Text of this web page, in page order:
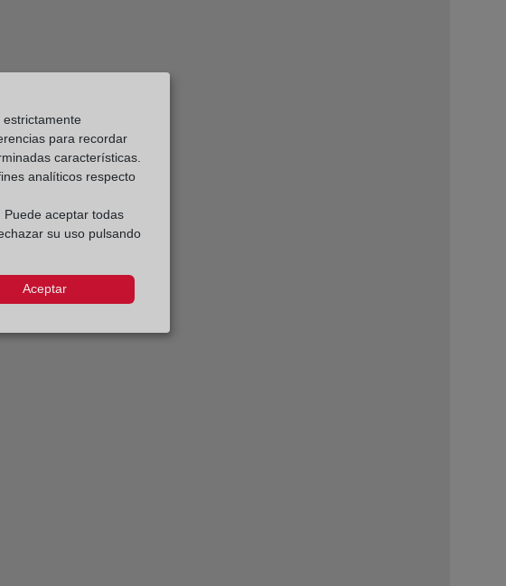
para recordar
características.
analíticos respecto
Puede aceptar todas
su uso pulsando
Aceptar